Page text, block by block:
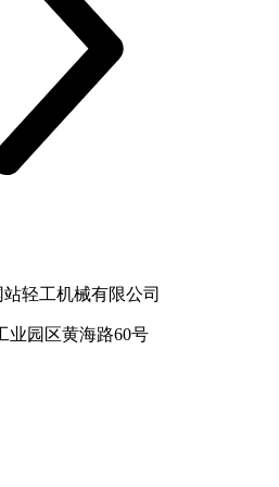
轻工机械有限公司
业园区黄海路60号